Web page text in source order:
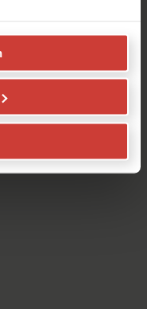
BeraninGesundheit